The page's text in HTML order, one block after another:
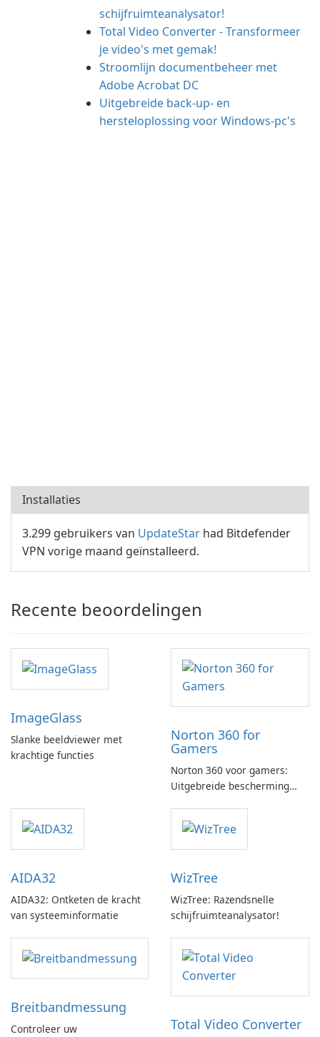
schijfruimteanalysator!
Total Video Converter - Transformeer
je video's met gemak!
Stroomlijn documentbeheer met
Adobe Acrobat DC
Uitgebreide back-up- en
hersteloplossing voor Windows-pc's
Installaties
3.299 gebruikers van UpdateStar had Bitdefender
VPN vorige maand geïnstalleerd.
Recente beoordelingen
ImageGlass
Slanke beeldviewer met
krachtige functies
Norton 360 for
Gamers
Norton 360 voor gamers:
Uitgebreide bescherming
AIDA32
AIDA32: Ontketen de kracht
van systeeminformatie
WizTree
WizTree: Razendsnelle
schijfruimteanalysator!
Breitbandmessung
Controleer uw
Total Video Converter